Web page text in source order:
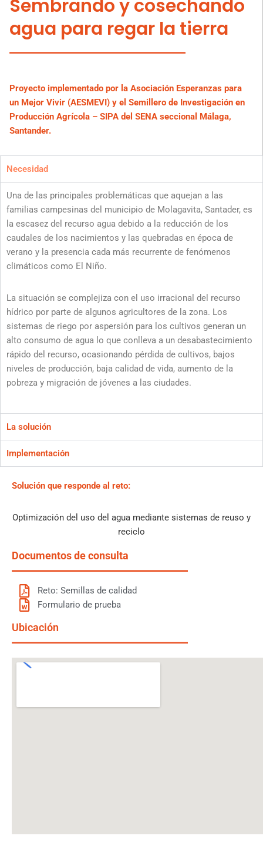
Sembrando y cosechando
agua para regar la tierra
Proyecto implementado por la Asociación Esperanzas para
un Mejor Vivir (AESMEVI) y el Semillero de Investigación en
Producción Agrícola – SIPA del SENA seccional Málaga,
Santander.
Necesidad
Una de las principales problemáticas que aquejan a las
familias campesinas del municipio de Molagavita, Santader, es
la escasez del recurso agua debido a la reducción de los
caudales de los nacimientos y las quebradas en época de
verano y la presencia cada más recurrente de fenómenos
climáticos como El Niño.
La situación se complejiza con el uso irracional del recurso
hídrico por parte de algunos agricultores de la zona. Los
sistemas de riego por aspersión para los cultivos generan un
alto consumo de agua lo que conlleva a un desabastecimiento
rápido del recurso, ocasionando pérdida de cultivos, bajos
niveles de producción, baja calidad de vida, aumento de la
pobreza y migración de jóvenes a las ciudades.
La solución
Implementación
Solución que responde al reto:
Optimización del uso del agua mediante sistemas de reuso y
reciclo
Documentos de consulta
Reto: Semillas de calidad
Formulario de prueba
Ubicación